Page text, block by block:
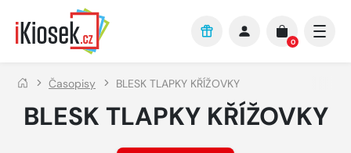
Přejít na hlavní obsah
0
Časopisy BLESK TLAPKY KŘÍŽOVKY
BLESK TLAPKY KŘÍŽOVKY